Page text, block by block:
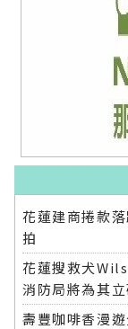
花蓮建商捲款
拍
花蓮搜救犬
消防局將為其立
壽豐咖啡香漫